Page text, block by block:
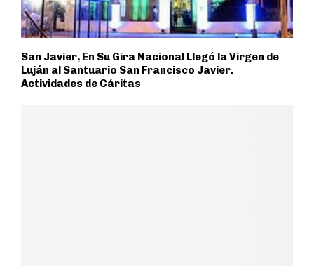
San Javier, En Su Gira Nacional Llegó la Virgen de
Luján al Santuario San Francisco Javier.
Actividades de Cáritas